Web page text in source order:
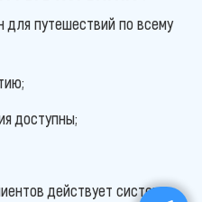
для путешествий по всему
доступны;
действует система